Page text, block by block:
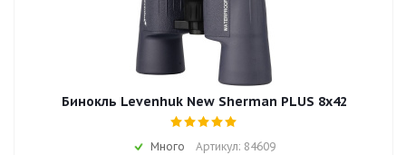
Бинокль Levenhuk New Sherman PLUS 8x42
Много Артикул: 84609